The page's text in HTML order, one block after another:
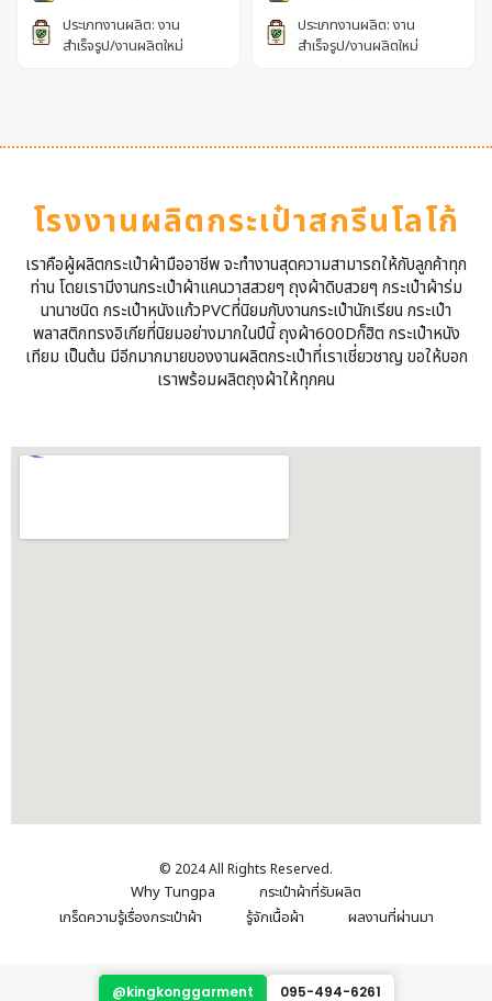
ประเภทงานผลิต: งาน
สำเร็จรูป/งานผลิตใหม่
ประเภทงานผลิต: งาน
สำเร็จรูป/งานผลิตใหม่
โรงงานผลิตกระเป๋าสกรีนโลโก้
เราคือผู้ผลิตกระเป๋าผ้ามืออาชีพ จะทำงานสุดความสามารถให้กับลูกค้าทุก
ท่าน โดยเรามีงานกระเป๋าผ้าแคนวาสสวยๆ ถุงผ้าดิบสวยๆ กระเป๋าผ้าร่ม
นานาชนิด กระเป๋าหนังแก้วPVCที่นิยมกับงานกระเป๋านักเรียน กระเป๋า
พลาสติกทรงอิเกียที่นิยมอย่างมากในปีนี้ ถุงผ้า600Dก็ฮิต กระเป๋าหนัง
เทียม เป็นต้น มีอีกมากมายของงานผลิตกระเป๋าที่เราเชี่ยวชาญ ขอให้บอก
เราพร้อมผลิตถุงผ้าให้ทุกคน
© 2024 All Rights Reserved.
Why Tungpa
กระเป๋าผ้าที่รับผลิต
เกร็ดความรู้เรื่องกระเป๋าผ้า
รู้จักเนื้อผ้า ผลงานที่ผ่านมา
@kingkonggarment 095-494-6261